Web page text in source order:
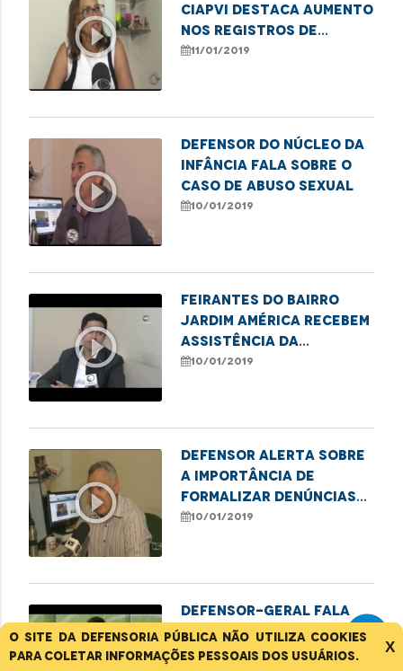
O site da Defensoria Pública não utiliza cookies
para coletar informações pessoais dos usuários.
X
play_circle_outline
Ciapvi destaca aumento
nos registros de
violência
11/01/2019
play_circle_outline
Defensor do Núcleo da
Infância fala sobre o
caso de abuso sexual
10/01/2019
play_circle_outline
Feirantes do bairro
Jardim América recebem
assistência da
Defensoria
10/01/2019
play_circle_outline
Defensor alerta sobre
a importância de
formalizar denúncias
em casos de violência
10/01/2019
play_circle_outline
Defensor-geral fala
sobre projetos e
serviços oferecidos